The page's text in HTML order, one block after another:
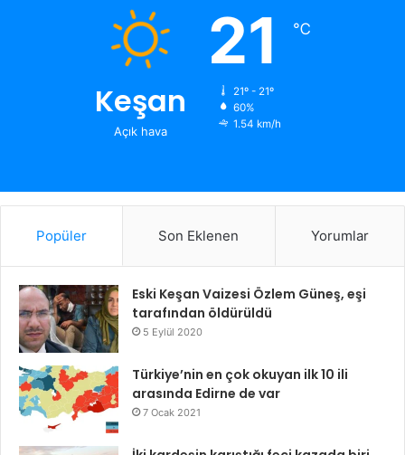
Keşan
Açık hava
21 ℃
21º - 21º
60%
1.54 km/h
Popüler Son Eklenen Yorumlar
Eski Keşan Vaizesi Özlem Güneş, eşi
tarafından öldürüldü
5 Eylül 2020
Türkiye’nin en çok okuyan ilk 10 ili
arasında Edirne de var
7 Ocak 2021